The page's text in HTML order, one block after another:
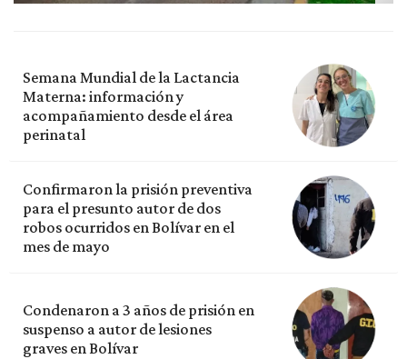
Semana Mundial de la Lactancia
Materna: información y
acompañamiento desde el área
perinatal
Confirmaron la prisión preventiva
para el presunto autor de dos
robos ocurridos en Bolívar en el
mes de mayo
Condenaron a 3 años de prisión en
suspenso a autor de lesiones
graves en Bolívar